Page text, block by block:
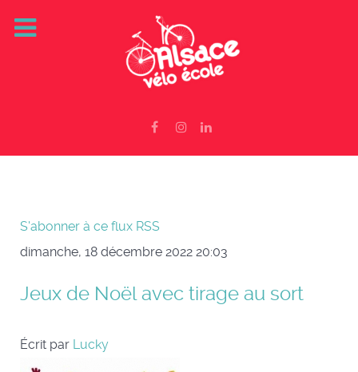
S'abonner à ce flux RSS
dimanche, 18 décembre 2022 20:03
Jeux de Noël avec tirage au sort
Écrit par Lucky